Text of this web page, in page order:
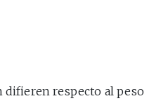
difieren respecto al peso